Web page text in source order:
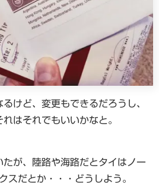
けど、変更もできるだろうし、
はそれでもいいかなと。
たが、陸路や海路だとタイはノー
スだとか・・・どうしよう。